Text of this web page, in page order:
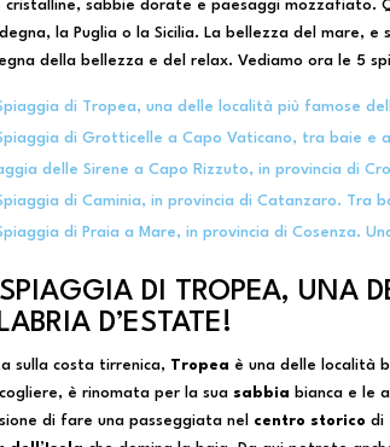
cristalline, sabbie dorate e paesaggi mozzafiato.
la Puglia o la Sicilia. La bellezza del mare,
della bellezza e del relax. Vediamo ora le 5
di Tropea, una delle località più famose
di Grotticelle a Capo Vaticano, tra baie e
delle Sirene a Capo Rizzuto, in provincia di
di Caminia, in provincia di Catanzaro. Tra
di Praia a Mare, in provincia di Cosenza.
DI TROPEA, UNA
D’ESTATE!
sulla costa tirrenica, Tropea è una delle località
è rinomata per la sua sabbia bianca e le
di fare una passeggiata nel centro storico di